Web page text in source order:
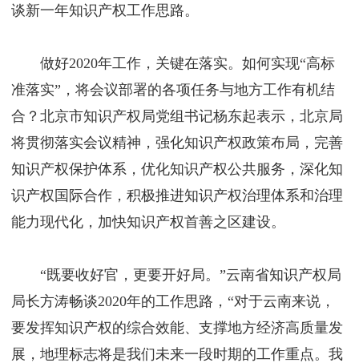
谈新一年知识产权工作思路。
做好2020年工作，关键在落实。如何实现“高标
准落实”，将会议部署的各项任务与地方工作有机结
合？北京市知识产权局党组书记杨东起表示，北京局
将贯彻落实会议精神，强化知识产权政策布局，完善
知识产权保护体系，优化知识产权公共服务，深化知
识产权国际合作，积极推进知识产权治理体系和治理
能力现代化，加快知识产权首善之区建设。
“既要收好官，更要开好局。”云南省知识产权局
局长方涛畅谈2020年的工作思路，“对于云南来说，
要发挥知识产权的综合效能、支撑地方经济高质量发
展，地理标志将是我们未来一段时期的工作重点。我